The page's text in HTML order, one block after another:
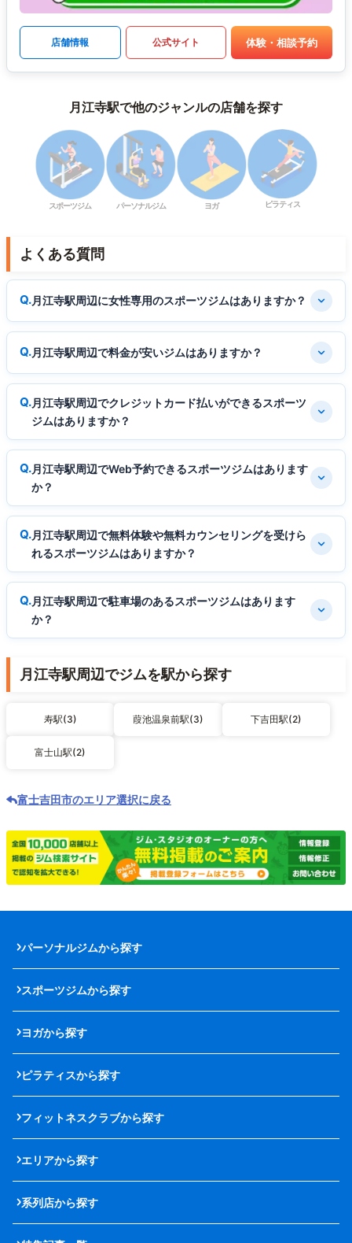
店舗情報 公式サイト 体験・相談予約
月江寺駅で他のジャンルの店舗を探す
スポーツジム パーソナルジム ヨガ ピラティス
よくある質問
月江寺駅周辺に女性専用のスポーツジムはありますか？
月江寺駅周辺で料金が安いジムはありますか？
月江寺駅周辺でクレジットカード払いができるスポーツ
ジムはありますか？
月江寺駅周辺でWeb予約できるスポーツジムはあります
か？
月江寺駅周辺で無料体験や無料カウンセリングを受けら
れるスポーツジムはありますか？
月江寺駅周辺で駐車場のあるスポーツジムはあります
か？
月江寺駅周辺でジムを駅から探す
寿駅(3) 葭池温泉前駅(3) 下吉田駅(2)
富士山駅(2)
富士吉田市のエリア選択に戻る
パーソナルジムから探す
スポーツジムから探す
ヨガから探す
ピラティスから探す
フィットネスクラブから探す
エリアから探す
系列店から探す